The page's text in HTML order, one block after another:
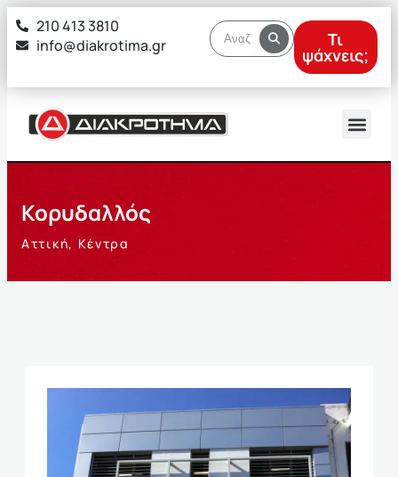
στο
περιεχόμενο
210 413 3810
info@diakrotima.gr
Τι
ψάχνεις;
Κορυδαλλός
Αττική, Κέντρα